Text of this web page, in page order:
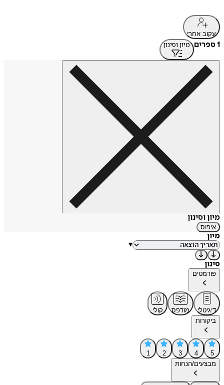
עקוב אחרי
1 ספרים מיון וסינון
מיון וסינון
איפוס
מיון
▾
סינון
פורמטים
דיגיטלי מודפס
קולי
ביקורות
5
4
3
2
1
מבצעים/הנחות